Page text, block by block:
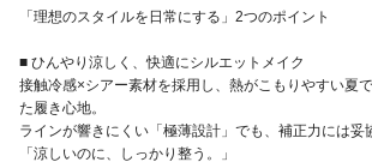
「理想のスタイルを日常にする」2つのポイント
■ ひんやり涼しく、快適にシルエットメイク
接触冷感×シアー素材を採用し、熱がこもりやすい夏
た履き心地。
ラインが響きにくい「極薄設計」でも、補正力には妥
「涼しいのに、しっかり整う。」